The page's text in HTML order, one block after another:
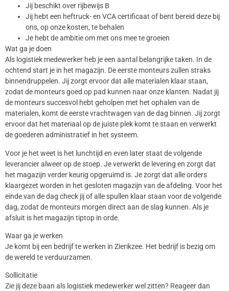
Jij beschikt over rijbewijs B
Jij hebt een heftruck- en VCA certificaat of bent bereid deze bij
ons, op onze kosten, te behalen
Je hebt de ambitie om met ons mee te groeien
Wat ga je doen
Als logistiek medewerker heb je een aantal belangrijke taken. In de
ochtend start je in het magazijn. De eerste monteurs zullen straks
binnendruppelen. Jij zorgt ervoor dat alle materialen klaar staan,
zodat de monteurs goed op pad kunnen naar onze klanten. Nadat jij
de monteurs succesvol hebt geholpen met het ophalen van de
materialen, komt de eerste vrachtwagen van de dag binnen. Jij zorgt
ervoor dat het materiaal op de juiste plek komt te staan en verwerkt
de goederen administratief in het systeem.
Voor je het weet is het lunchtijd en even later staat de volgende
leverancier alweer op de stoep. Je verwerkt de levering en zorgt dat
het magazijn verder keurig opgeruimd is. Je zorgt dat alle orders
klaargezet worden in het gesloten magazijn van de afdeling. Voor het
einde van de dag check jij of alle spullen klaar staan voor de volgende
dag, zodat de monteurs morgen direct aan de slag kunnen. Als je
afsluit is het magazijn tiptop in orde.
Waar ga je werken
Je komt bij een bedrijf te werken in Zierikzee. Het bedrijf is bezig om
de wereld te verduurzamen.
Sollicitatie
Zie jij deze baan als logistiek medewerker wel zitten? Reageer dan